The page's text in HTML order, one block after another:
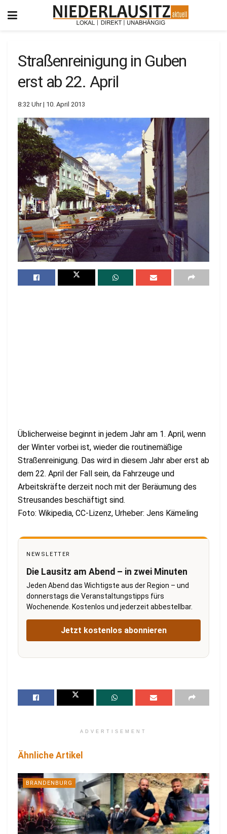
Straßenreinigung in Guben
erst ab 22. April
8:32 Uhr | 10. April 2013
Üblicherweise beginnt in jedem Jahr am 1. April, wenn
der Winter vorbei ist, wieder die routinemäßige
Straßenreinigung. Das wird in diesem Jahr aber erst ab
dem 22. April der Fall sein, da Fahrzeuge und
Arbeitskräfte derzeit noch mit der Beräumung des
Streusandes beschäftigt sind.
Foto: Wikipedia, CC-Lizenz, Urheber: Jens Kämeling
NEWSLETTER
Die Lausitz am Abend – in zwei Minuten
Jeden Abend das Wichtigste aus der Region – und
donnerstags die Veranstaltungstipps fürs
Wochenende. Kostenlos und jederzeit abbestellbar.
Jetzt kostenlos abonnieren
ADVERTISEMENT
Ähnliche Artikel
BRANDENBURG